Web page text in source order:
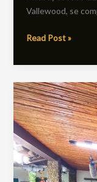
Vallewood, se
Read Post »
Comunicado
de
Prensa